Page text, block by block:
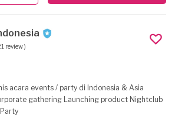
review )
acara events / party di Indonesia & Asia
gathering Launching product Nightclub